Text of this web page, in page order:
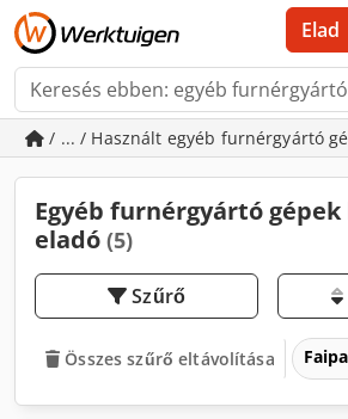
Elad
/ ... / Használt egyéb furnérgyártó
Egyéb furnérgyártó
eladó (5)
Szűrő
Összes szűrő eltávolítása